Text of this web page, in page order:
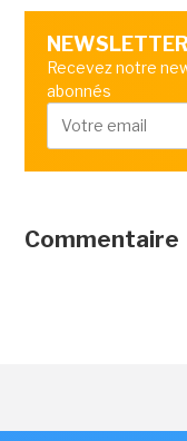
NEWSLETTER
Recevez notre
abonnés
Commentaire